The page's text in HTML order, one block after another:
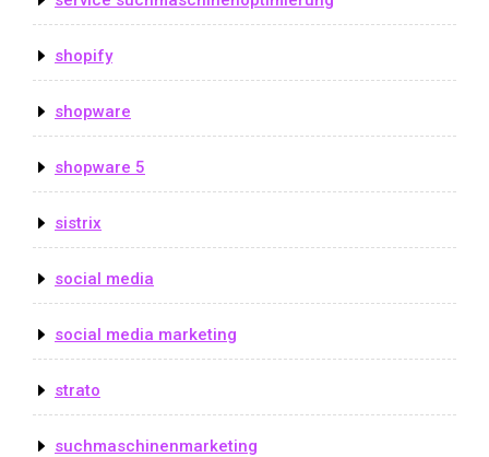
shopify
shopware
shopware 5
sistrix
social media
social media marketing
strato
suchmaschinenmarketing